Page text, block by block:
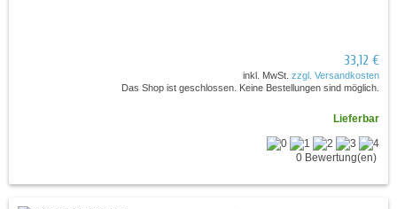
33,12 €
inkl. MwSt. zzgl. Versandkosten
Das Shop ist geschlossen. Keine Bestellungen sind möglich.
Lieferbar
0 Bewertung(en)